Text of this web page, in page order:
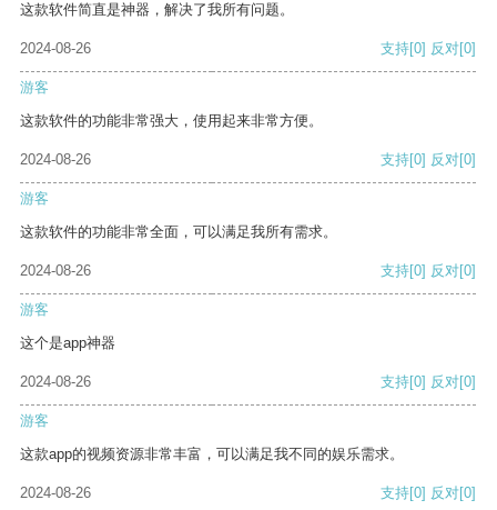
这款软件简直是神器，解决了我所有问题。
2024-08-26 支持[0] 反对[0]
游客
这款软件的功能非常强大，使用起来非常方便。
2024-08-26 支持[0] 反对[0]
游客
这款软件的功能非常全面，可以满足我所有需求。
2024-08-26 支持[0] 反对[0]
游客
这个是app神器
2024-08-26 支持[0] 反对[0]
游客
这款app的视频资源非常丰富，可以满足我不同的娱乐需求。
2024-08-26 支持[0] 反对[0]